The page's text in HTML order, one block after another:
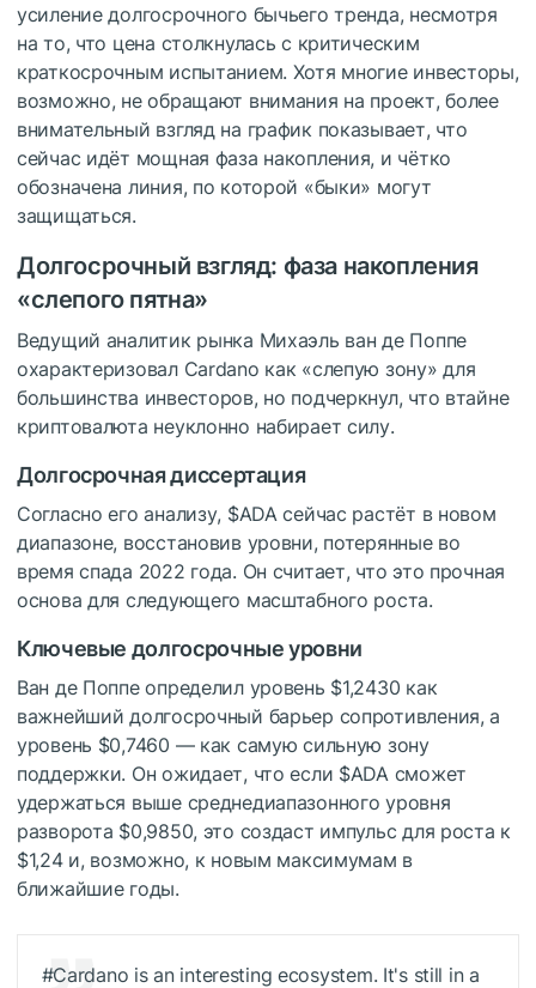
усиление долгосрочного бычьего тренда, несмотря
на то, что цена столкнулась с критическим
краткосрочным испытанием. Хотя многие инвесторы,
возможно, не обращают внимания на проект, более
внимательный взгляд на график показывает, что
сейчас идёт мощная фаза накопления, и чётко
обозначена линия, по которой «быки» могут
защищаться.
Долгосрочный взгляд: фаза накопления
«слепого пятна»
Ведущий аналитик рынка Михаэль ван де Поппе
охарактеризовал Cardano как «слепую зону» для
большинства инвесторов, но подчеркнул, что втайне
криптовалюта неуклонно набирает силу.
Долгосрочная диссертация
Согласно его анализу, $ADAсейчас растёт в новом
диапазоне, восстановив уровни, потерянные во
время спада 2022 года. Он считает, что это прочная
основа для следующего масштабного роста.
Ключевые долгосрочные уровни
Ван де Поппе определил уровень $1,2430 как
важнейший долгосрочный барьер сопротивления, а
уровень $0,7460 — как самую сильную зону
поддержки. Он ожидает, что если $ADAсможет
удержаться выше среднедиапазонного уровня
разворота $0,9850, это создаст импульс для роста к
$1,24 и, возможно, к новым максимумам в
ближайшие годы.
#Cardano is an interesting ecosystem. It's still in a